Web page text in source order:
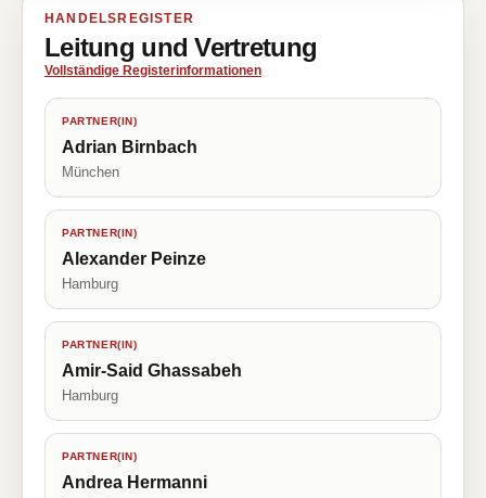
HANDELSREGISTER
Leitung und Vertretung
Vollständige Registerinformationen
PARTNER(IN)
Adrian Birnbach
München
PARTNER(IN)
Alexander Peinze
Hamburg
PARTNER(IN)
Amir-Said Ghassabeh
Hamburg
PARTNER(IN)
Andrea Hermanni